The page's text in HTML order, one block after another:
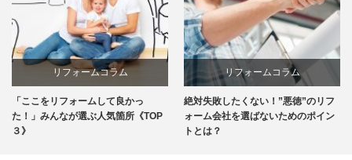
リフォームコラム
「ここをリフォームして良かっ
た！」みんなが選ぶ人気箇所《TOP
３》
リフォームコラム
絶対失敗したくない！”悪徳”のリフ
ォーム会社を選ばないためのポイン
トとは？